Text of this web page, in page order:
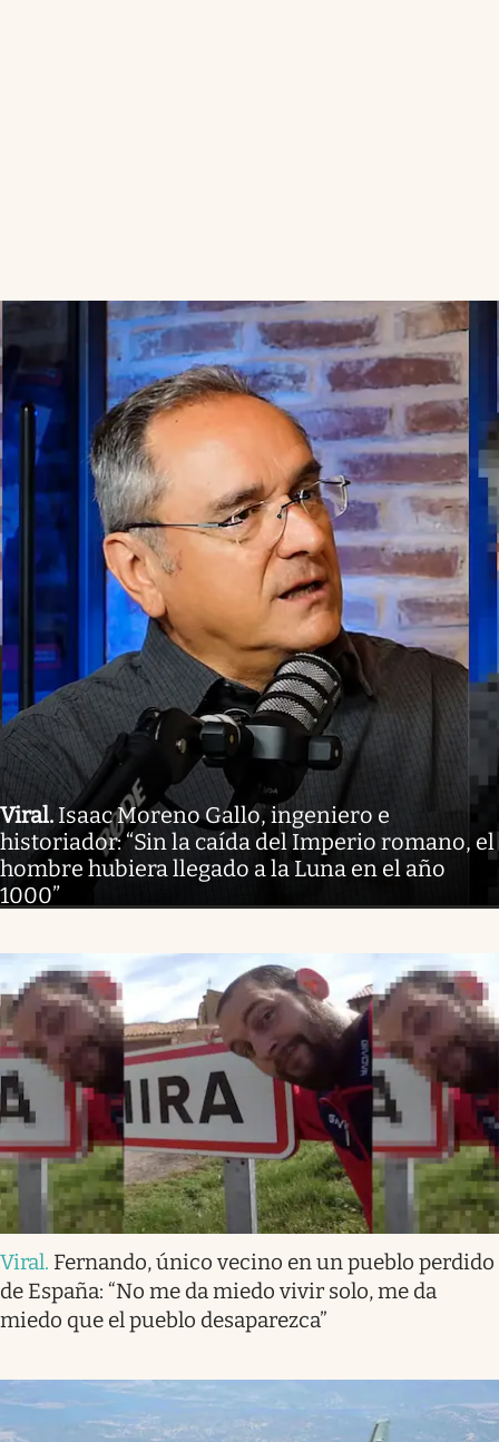
Viral. Isaac Moreno Gallo, ingeniero e
historiador: “Sin la caída del Imperio romano, el
hombre hubiera llegado a la Luna en el año
1000”
Viral. Fernando, único vecino en un pueblo perdido
de España: “No me da miedo vivir solo, me da
miedo que el pueblo desaparezca”